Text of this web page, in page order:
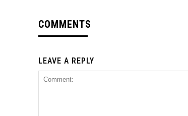
COMMENTS
LEAVE A REPLY